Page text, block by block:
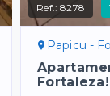
Ref.:8278
Papicu -